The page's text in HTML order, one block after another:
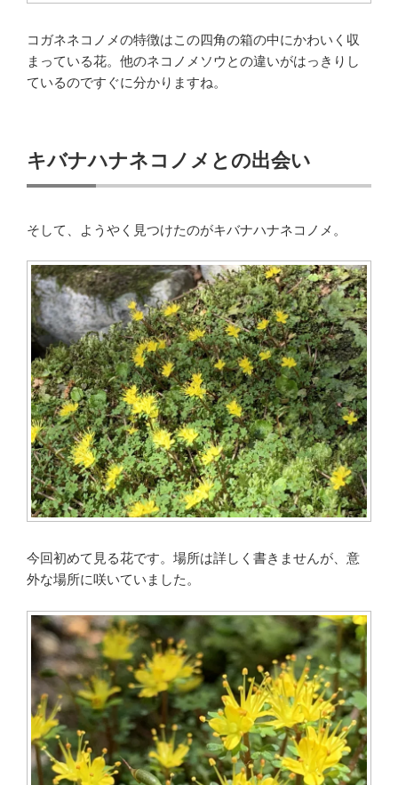
コガネネコノメの特徴はこの四角の箱の中にかわいく収
まっている花。他のネコノメソウとの違いがはっきりし
ているのですぐに分かりますね。
キバナハナネコノメとの出会い
そして、ようやく見つけたのがキバナハナネコノメ。
今回初めて見る花です。場所は詳しく書きませんが、意
外な場所に咲いていました。